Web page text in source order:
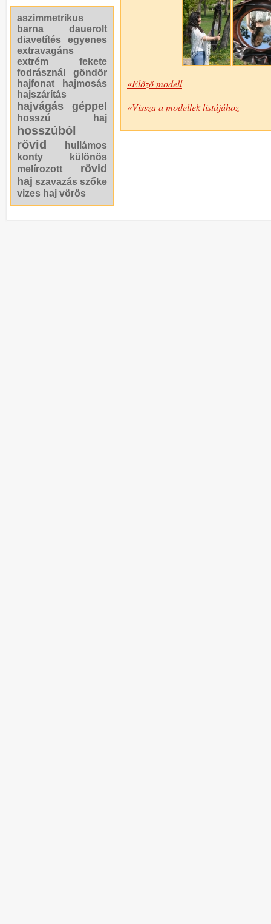
aszimmetrikus
barna
dauerolt
diavetítés
egyenes
extravagáns
extrém
fekete
fodrásznál
göndör
hajfonat
hajmosás
hajszárítás
hajvágás géppel
hosszú haj
hosszúból
rövid
hullámos
konty
különös
melírozott
rövid
haj szavazás szőke
vizes haj vörös
«Előző modell
«Vissza a modellek listájához